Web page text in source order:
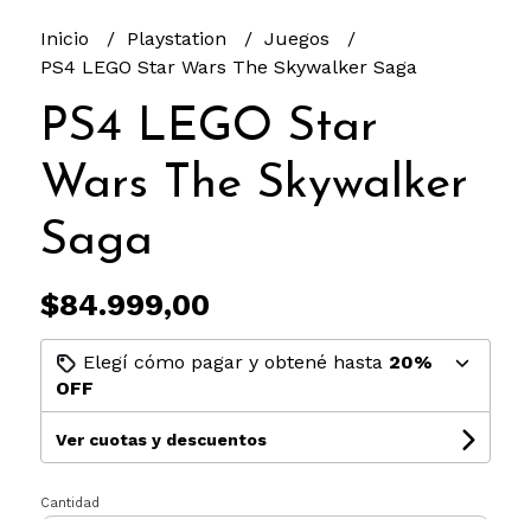
Inicio Playstation
Juegos
PS4 LEGO Star Wars The Skywalker Saga
PS4 LEGO Star
Wars The Skywalker
Saga
$84.999,00
Elegí cómo pagar y obtené hasta 20%
OFF
Ver cuotas y descuentos
Cantidad